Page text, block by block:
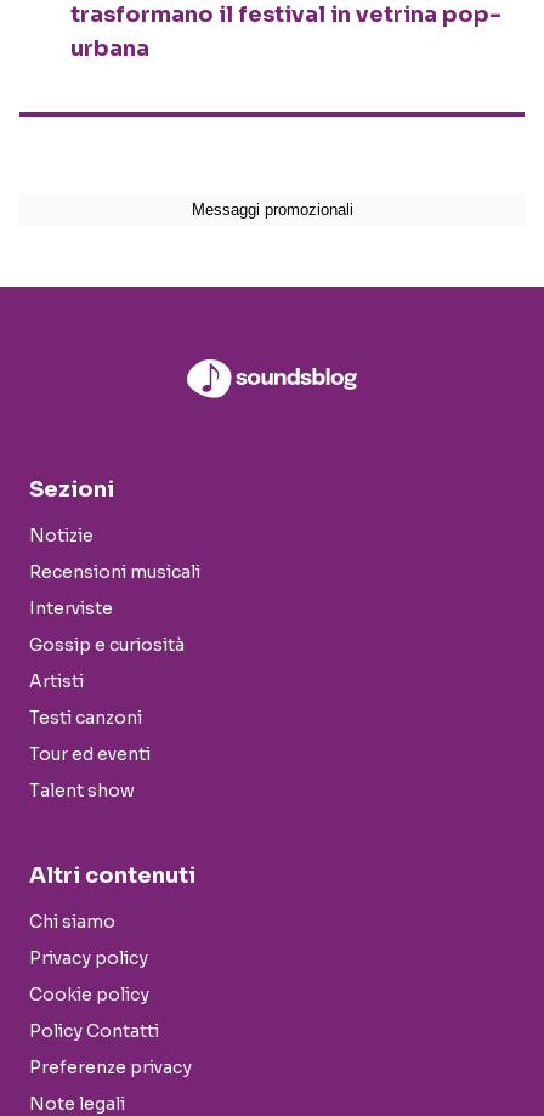
trasformano il festival in vetrina pop-
urbana
Sezioni
Notizie
Recensioni musicali
Interviste
Gossip e curiosità
Artisti
Testi canzoni
Tour ed eventi
Talent show
Altri contenuti
Chi siamo
Privacy policy
Cookie policy
Policy Contatti
Preferenze privacy
Note legali